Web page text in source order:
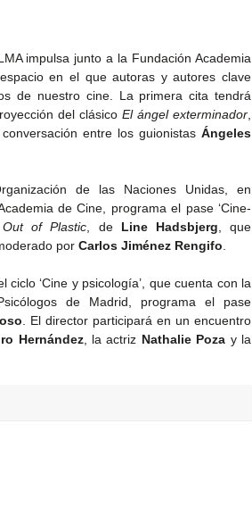
impulsa junto a la Fundación Academia
en el que autoras y autores clave
de nuestro cine. La primera cita tendrá
del clásicoEl ángel exterminador
entre los guionistas Ángeles
de las Naciones Unidas, en
de Cine, programa el pase ‘Cine-
Out of Plastic , de Line Hadsbjerg , que
por Carlos Jiménez Rengifo
‘Cine y psicología’, que cuenta con la
de Madrid, programa el pase
. El director participará en un encuentro
Hernández, la actriz Nathalie Poza y la